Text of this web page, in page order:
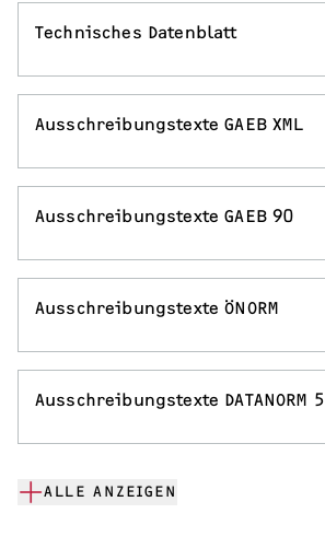
Lüftungsanlagen
Technisches Datenblatt
Ausschreibungstexte GAEB XML
Ausschreibungstexte GAEB 90
Ausschreibungstexte ÖNORM
Ausschreibungstexte DATANORM 5
ALLE ANZEIGEN